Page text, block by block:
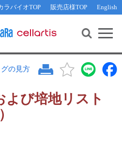
ラバイオTOP 販売店様TOP English
相談
サイトの検索
ー設計
レーター法）
）
い合わせ WEB会員登録
の見方
よび培地リスト